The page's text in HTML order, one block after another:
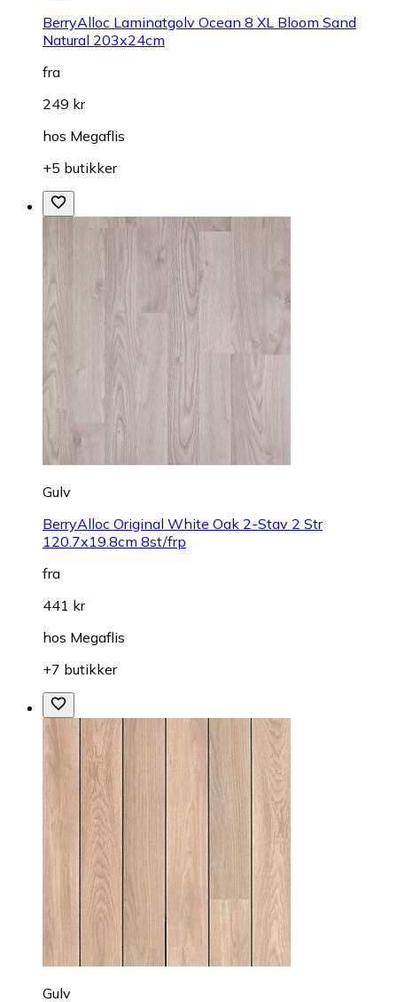
BerryAlloc Laminatgolv Ocean 8 XL Bloom Sand
Natural 203x24cm
fra
249 kr
hos Megaflis
+5 butikker
Gulv
BerryAlloc Original White Oak 2-Stav 2 Str
120.7x19.8cm 8st/frp
fra
441 kr
hos Megaflis
+7 butikker
Gulv